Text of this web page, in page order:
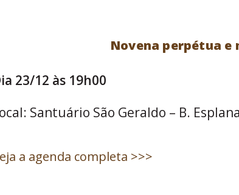
Novena perpétua e
23/12 às 19h00
Santuário São Geraldo – B.
a agenda completa >>>